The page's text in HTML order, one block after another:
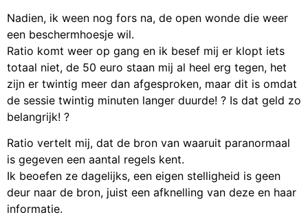
Nadien, ik ween nog fors na, de open wonde die weer
een beschermhoesje wil.
Ratio komt weer op gang en ik besef mij er klopt iets
totaal niet, de 50 euro staan mij al heel erg tegen, het
zijn er twintig meer dan afgesproken, maar dit is omdat
de sessie twintig minuten langer duurde! ? Is dat geld zo
belangrijk! ?
Ratio vertelt mij, dat de bron van waaruit paranormaal
is gegeven een aantal regels kent.
Ik beoefen ze dagelijks, een eigen stelligheid is geen
deur naar de bron, juist een afknelling van deze en haar
informatie.